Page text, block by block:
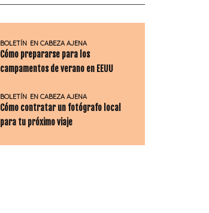
BOLETÍN EN CABEZA AJENA
Cómo prepararse para los
campamentos de verano en EEUU
BOLETÍN EN CABEZA AJENA
Cómo contratar un fotógrafo local
para tu próximo viaje